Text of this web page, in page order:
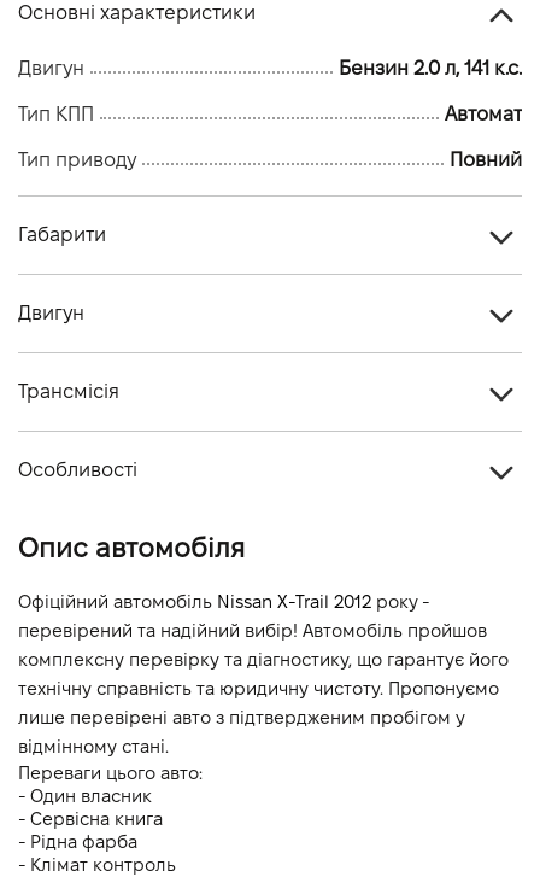
Основні характеристики
Двигун Бензин 2.0 л, 141 к.с.
Тип КПП Автомат
Тип приводу Повний
Габарити
Кiлькiсть мiсць, шт
Двигун
Об'єм двигуна (см.куб.)
Витрати пального, л/100 км (змішаний)
Викиди CO2, г/км (змішаний)
Динаміка розгону 0-100 км/г
Трансмісія
Особливості
Опис автомобіля
Офіційний автомобіль Nissan X-Trail 2012 року -
перевірений та надійний вибір! Автомобіль пройшов
комплексну перевірку та діагностику, що гарантує його
технічну справність та юридичну чистоту. Пропонуємо
лише перевірені авто з підтвердженим пробігом у
відмінному стані.
Переваги цього авто:
- Один власник
- Cервісна книга
- Рідна фарба
- Клімат контроль